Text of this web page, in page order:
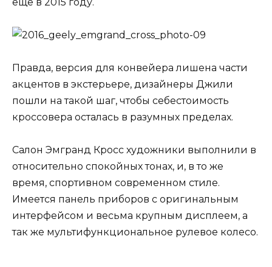
Правда, версия для конвейера лишена части
акцентов в экстерьере, дизайнеры Джили
пошли на такой шаг, чтобы себестоимость
кроссовера осталась в разумных пределах.
Салон Эмгранд Кросс художники выполнили в
относительно спокойных тонах, и, в то же
время, спортивном современном стиле.
Имеется панель приборов с оригинальным
интерфейсом и весьма крупным дисплеем, а
так же мультифункциональное рулевое колесо.